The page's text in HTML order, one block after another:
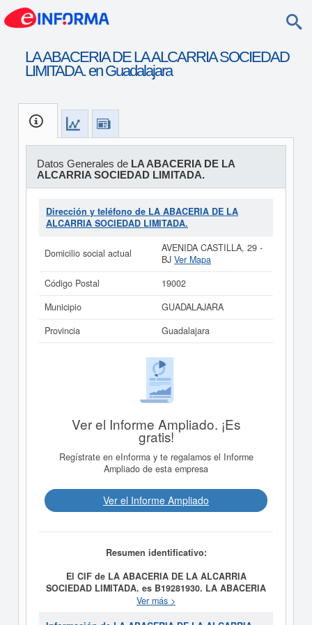
LA ABACERIA DE LA ALCARRIA SOCIEDAD
LIMITADA. en Guadalajara
Datos Generales de LA ABACERIA DE LA
ALCARRIA SOCIEDAD LIMITADA.
Dirección y teléfono de LA ABACERIA DE LA
ALCARRIA SOCIEDAD LIMITADA.
Domicilio social actual
AVENIDA CASTILLA, 29 -
BJ Ver Mapa
Código Postal
19002
Municipio
GUADALAJARA
Provincia
Guadalajara
Ver el Informe Ampliado. ¡Es
gratis!
Regístrate en eInforma y te regalamos el Informe
Ampliado de esta empresa
Ver el Informe Ampliado
Resumen identificativo:
El CIF de LA ABACERIA DE LA ALCARRIA
SOCIEDAD LIMITADA. es B19281930. LA ABACERIA
DE LA ALCARRIA SOCIEDAD LIMITADA.
fecha de creación el día 12/07/2011 y su meta es
Ver más >